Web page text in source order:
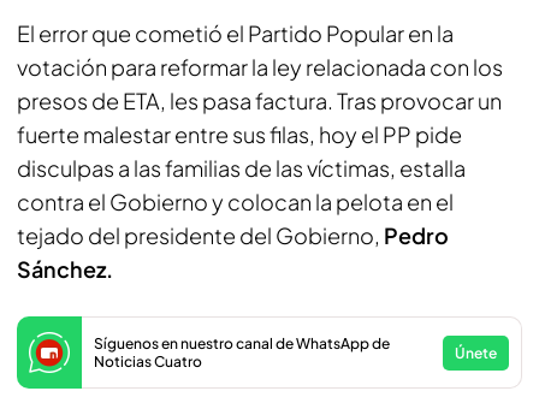
El error que cometió el Partido Popular en la
votación para reformar la ley relacionada con los
presos de ETA, les pasa factura. Tras provocar un
fuerte malestar entre sus filas, hoy el PP pide
disculpas a las familias de las víctimas, estalla
contra el Gobierno y colocan la pelota en el
tejado del presidente del Gobierno, Pedro
Sánchez.
Síguenos en nuestro canal de WhatsApp de
Noticias Cuatro
Únete